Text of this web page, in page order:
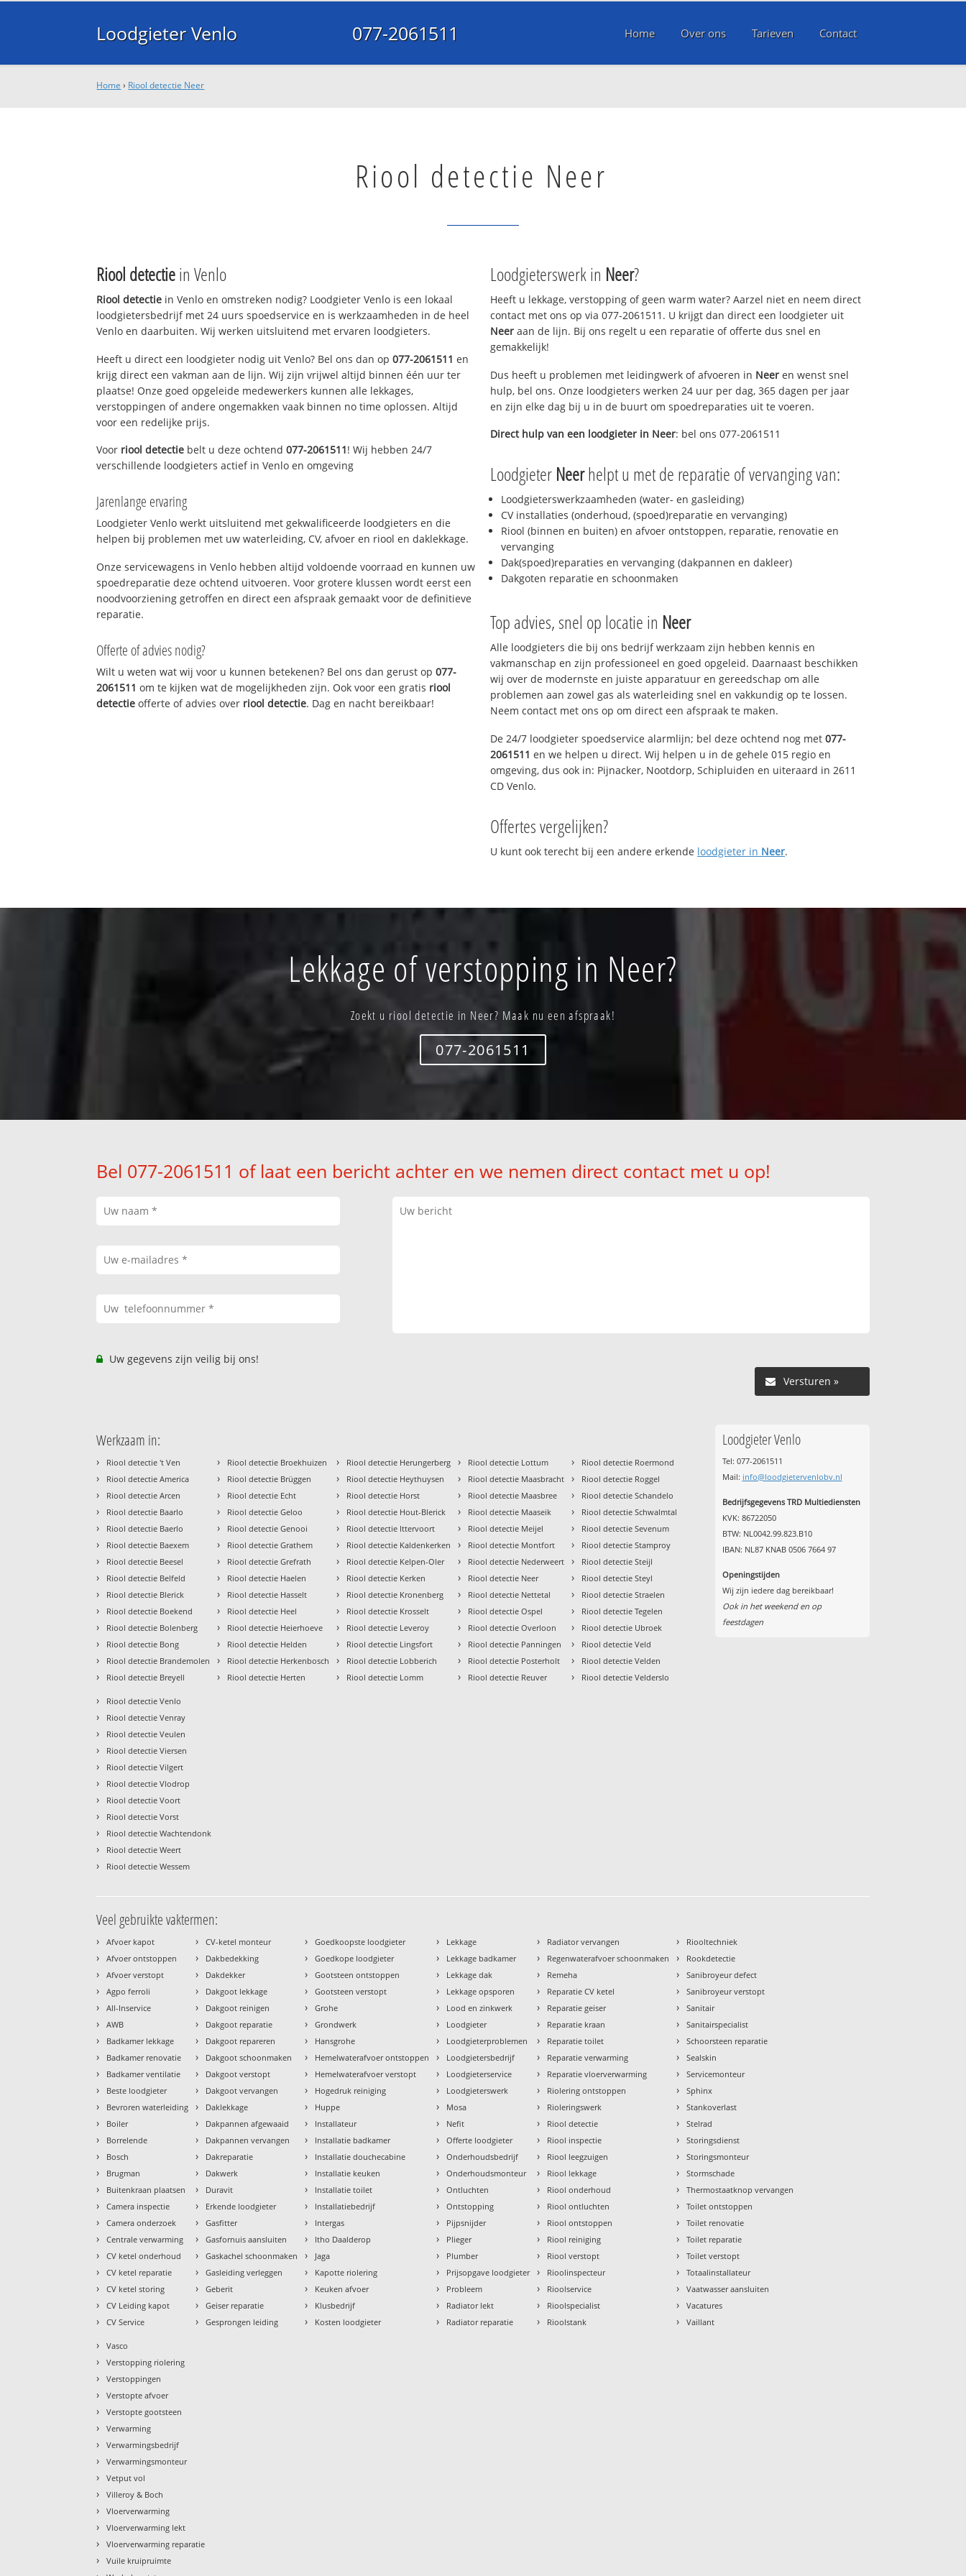
Loodgieter Venlo 077-2061511 Home Over ons Tarieven Contact
Home › Riool detectie Neer
Riool detectie Neer
Riool detectiein Venlo
Riool detectie in Venlo en omstreken nodig? Loodgieter Venlo is een lokaal
loodgietersbedrijf met 24 uurs spoedservice en is werkzaamheden in de heel
Venlo en daarbuiten. Wij werken uitsluitend met ervaren loodgieters.
Heeft u direct een loodgieter nodig uit Venlo? Bel ons dan op077-2061511 en
krijg direct een vakman aan de lijn. Wij zijn vrijwel altijd binnen één uur ter
plaatse! Onze goed opgeleide medewerkers kunnen alle lekkages,
verstoppingen of andere ongemakken vaak binnen no time oplossen. Altijd
voor een redelijke prijs.
Voor riool detectie belt u deze ochtend077-2061511! Wij hebben 24/7
verschillende loodgieters actief in Venlo en omgeving
Jarenlange ervaring
Loodgieter Venlo werkt uitsluitend met gekwalificeerde loodgieters en die
helpen bij problemen met uw waterleiding, CV, afvoer en riool en daklekkage.
Onze servicewagens in Venlo hebben altijd voldoende voorraad en kunnen uw
spoedreparatie deze ochtend uitvoeren. Voor grotere klussen wordt eerst een
noodvoorziening getroffen en direct een afspraak gemaakt voor de definitieve
reparatie.
Offerte of advies nodig?
Wilt u weten wat wij voor u kunnen betekenen? Bel ons dan gerust op077-
2061511 om te kijken wat de mogelijkheden zijn. Ook voor een gratis riool
detectie offerte of advies over riool detectie. Dag en nacht bereikbaar!
Loodgieterswerk in Neer?
Heeft u lekkage, verstopping of geen warm water? Aarzel niet en neem direct
contact met ons op via 077-2061511. U krijgt dan direct een loodgieter uit
Neer aan de lijn. Bij ons regelt u een reparatie of offerte dus snel en
gemakkelijk!
Dus heeft u problemen met leidingwerk of afvoeren in Neer en wenst snel
hulp, bel ons. Onze loodgieters werken 24 uur per dag, 365 dagen per jaar
en zijn elke dag bij u in de buurt om spoedreparaties uit te voeren.
Direct hulp van een loodgieter in Neer: bel ons 077-2061511
Loodgieter Neerhelpt u met de reparatie of vervanging van:
Loodgieterswerkzaamheden (water- en gasleiding)
CV installaties (onderhoud, (spoed)reparatie en vervanging)
Riool (binnen en buiten) en afvoer ontstoppen, reparatie, renovatie en
vervanging
Dak(spoed)reparaties en vervanging (dakpannen en dakleer)
Dakgoten reparatie en schoonmaken
Top advies, snel op locatie in Neer
Alle loodgieters die bij ons bedrijf werkzaam zijn hebben kennis en
vakmanschap en zijn professioneel en goed opgeleid. Daarnaast beschikken
wij over de modernste en juiste apparatuur en gereedschap om alle
problemen aan zowel gas als waterleiding snel en vakkundig op te lossen.
Neem contact met ons op om direct een afspraak te maken.
De 24/7 loodgieter spoedservice alarmlijn; bel deze ochtend nog met 077-
2061511 en we helpen u direct. Wij helpen u in de gehele 015 regio en
omgeving, dus ook in: Pijnacker, Nootdorp, Schipluiden en uiteraard in 2611
CD Venlo.
Offertes vergelijken?
U kunt ook terecht bij een andere erkende loodgieter in Neer.
Lekkage of verstopping in Neer?
Zoekt u riool detectie in Neer? Maak nu een afspraak!
077-2061511
Bel 077-2061511 of laat een bericht achter en we nemen direct contact met u op!
Uw gegevens zijn veilig bij ons!
Versturen »
Werkzaam in:
› Riool detectie 't Ven
› Riool detectie America
› Riool detectie Arcen
› Riool detectie Baarlo
› Riool detectie Baerlo
› Riool detectie Baexem
› Riool detectie Beesel
› Riool detectie Belfeld
› Riool detectie Blerick
› Riool detectie Boekend
› Riool detectie Bolenberg
› Riool detectie Bong
› Riool detectie Brandemolen
› Riool detectie Breyell
› Riool detectie Broekhuizen
› Riool detectie Brüggen
› Riool detectie Echt
› Riool detectie Geloo
› Riool detectie Genooi
› Riool detectie Grathem
› Riool detectie Grefrath
› Riool detectie Haelen
› Riool detectie Hasselt
› Riool detectie Heel
› Riool detectie Heierhoeve
› Riool detectie Helden
› Riool detectie Herkenbosch
› Riool detectie Herten
› Riool detectie Herungerberg
› Riool detectie Heythuysen
› Riool detectie Horst
› Riool detectie Hout-Blerick
› Riool detectie Ittervoort
› Riool detectie Kaldenkerken
› Riool detectie Kelpen-Oler
› Riool detectie Kerken
› Riool detectie Kronenberg
› Riool detectie Krosselt
› Riool detectie Leveroy
› Riool detectie Lingsfort
› Riool detectie Lobberich
› Riool detectie Lomm
› Riool detectie Lottum
› Riool detectie Maasbracht
› Riool detectie Maasbree
› Riool detectie Maaseik
› Riool detectie Meijel
› Riool detectie Montfort
› Riool detectie Nederweert
› Riool detectie Neer
› Riool detectie Nettetal
› Riool detectie Ospel
› Riool detectie Overloon
› Riool detectie Panningen
› Riool detectie Posterholt
› Riool detectie Reuver
› Riool detectie Roermond
› Riool detectie Roggel
› Riool detectie Schandelo
› Riool detectie Schwalmtal
› Riool detectie Sevenum
› Riool detectie Stamproy
› Riool detectie Steijl
› Riool detectie Steyl
› Riool detectie Straelen
› Riool detectie Tegelen
› Riool detectie Ubroek
› Riool detectie Veld
› Riool detectie Velden
› Riool detectie Velderslo
› Riool detectie Venlo
› Riool detectie Venray
› Riool detectie Veulen
› Riool detectie Viersen
› Riool detectie Vilgert
› Riool detectie Vlodrop
› Riool detectie Voort
› Riool detectie Vorst
› Riool detectie Wachtendonk
› Riool detectie Weert
› Riool detectie Wessem
Loodgieter Venlo
Tel: 077-2061511
Mail: info@loodgietervenlobv.nl
Bedrijfsgegevens TRD Multiediensten
KVK: 86722050
BTW: NL0042.99.823.B10
IBAN: NL87 KNAB 0506 7664 97
Openingstijden
Wij zijn iedere dag bereikbaar!
Ook in het weekend en op
feestdagen
Veel gebruikte vaktermen:
› Afvoer kapot
› Afvoer ontstoppen
› Afvoer verstopt
› Agpo ferroli
› All-Inservice
› AWB
› Badkamer lekkage
› Badkamer renovatie
› Badkamer ventilatie
› Beste loodgieter
› Bevroren waterleiding
› Boiler
› Borrelende
› Bosch
› Brugman
› Buitenkraan plaatsen
› Camera inspectie
› Camera onderzoek
› Centrale verwarming
› CV ketel onderhoud
› CV ketel reparatie
› CV ketel storing
› CV Leiding kapot
› CV Service
› CV-ketel monteur
› Dakbedekking
› Dakdekker
› Dakgoot lekkage
› Dakgoot reinigen
› Dakgoot reparatie
› Dakgoot repareren
› Dakgoot schoonmaken
› Dakgoot verstopt
› Dakgoot vervangen
› Daklekkage
› Dakpannen afgewaaid
› Dakpannen vervangen
› Dakreparatie
› Dakwerk
› Duravit
› Erkende loodgieter
› Gasfitter
› Gasfornuis aansluiten
› Gaskachel schoonmaken
› Gasleiding verleggen
› Geberit
› Geiser reparatie
› Gesprongen leiding
› Goedkoopste loodgieter
› Goedkope loodgieter
› Gootsteen ontstoppen
› Gootsteen verstopt
› Grohe
› Grondwerk
› Hansgrohe
› Hemelwaterafvoer ontstoppen
› Hemelwaterafvoer verstopt
› Hogedruk reiniging
› Huppe
› Installateur
› Installatie badkamer
› Installatie douchecabine
› Installatie keuken
› Installatie toilet
› Installatiebedrijf
› Intergas
› Itho Daalderop
› Jaga
› Kapotte riolering
› Keuken afvoer
› Klusbedrijf
› Kosten loodgieter
› Lekkage
› Lekkage badkamer
› Lekkage dak
› Lekkage opsporen
› Lood en zinkwerk
› Loodgieter
› Loodgieterproblemen
› Loodgietersbedrijf
› Loodgieterservice
› Loodgieterswerk
› Mosa
› Nefit
› Offerte loodgieter
› Onderhoudsbedrijf
› Onderhoudsmonteur
› Ontluchten
› Ontstopping
› Pijpsnijder
› Plieger
› Plumber
› Prijsopgave loodgieter
› Probleem
› Radiator lekt
› Radiator reparatie
› Radiator vervangen
› Regenwaterafvoer schoonmaken
› Remeha
› Reparatie CV ketel
› Reparatie geiser
› Reparatie kraan
› Reparatie toilet
› Reparatie verwarming
› Reparatie vloerverwarming
› Riolering ontstoppen
› Rioleringswerk
› Riool detectie
› Riool inspectie
› Riool leegzuigen
› Riool lekkage
› Riool onderhoud
› Riool ontluchten
› Riool ontstoppen
› Riool reiniging
› Riool verstopt
› Rioolinspecteur
› Rioolservice
› Rioolspecialist
› Rioolstank
› Riooltechniek
› Rookdetectie
› Sanibroyeur defect
› Sanibroyeur verstopt
› Sanitair
› Sanitairspecialist
› Schoorsteen reparatie
› Sealskin
› Servicemonteur
› Sphinx
› Stankoverlast
› Stelrad
› Storingsdienst
› Storingsmonteur
› Stormschade
› Thermostaatknop vervangen
› Toilet ontstoppen
› Toilet renovatie
› Toilet reparatie
› Toilet verstopt
› Totaalinstallateur
› Vaatwasser aansluiten
› Vacatures
› Vaillant
› Vasco
› Verstopping riolering
› Verstoppingen
› Verstopte afvoer
› Verstopte gootsteen
› Verwarming
› Verwarmingsbedrijf
› Verwarmingsmonteur
› Vetput vol
› Villeroy & Boch
› Vloerverwarming
› Vloerverwarming lekt
› Vloerverwarming reparatie
› Vuile kruipruimte